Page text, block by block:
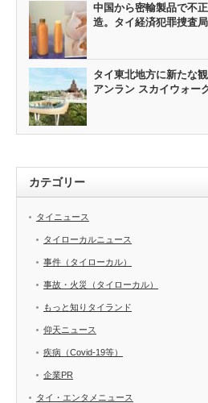
中国から密輸製品で不
造。タイ経済犯罪捜査
タイ東北地方に新たな
アンラン スカイウォー
カテゴリー
タイニュース
タイローカルニュース
事件（タイローカル）
事故・火災（タイローカル）
もっと知りタイランド
仰天ニュース
疾病（Covid-19等）
企業PR
タイ・エンタメニュース